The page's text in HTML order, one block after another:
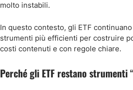
molto instabili.
In questo contesto, gli ETF
strumenti più efficienti per costruire
costi contenuti e con regole chiare.
Perché gli ETF restano strumenti